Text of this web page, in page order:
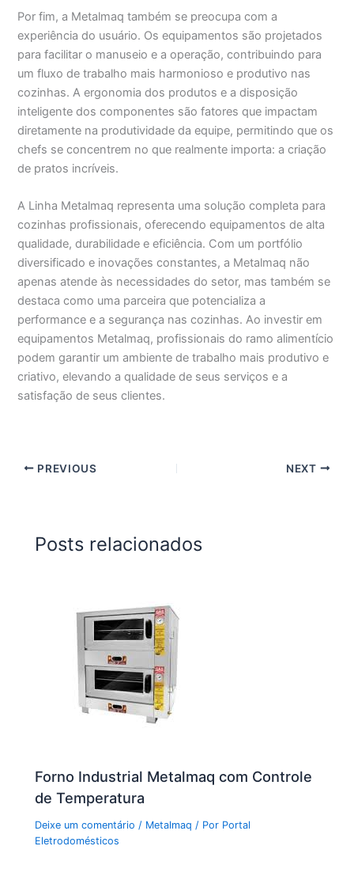
Por fim, a Metalmaq também se preocupa com a
experiência do usuário. Os equipamentos são projetados
para facilitar o manuseio e a operação, contribuindo para
um fluxo de trabalho mais harmonioso e produtivo nas
cozinhas. A ergonomia dos produtos e a disposição
inteligente dos componentes são fatores que impactam
diretamente na produtividade da equipe, permitindo que os
chefs se concentrem no que realmente importa: a criação
de pratos incríveis.
A Linha Metalmaq representa uma solução completa para
cozinhas profissionais, oferecendo equipamentos de alta
qualidade, durabilidade e eficiência. Com um portfólio
diversificado e inovações constantes, a Metalmaq não
apenas atende às necessidades do setor, mas também se
destaca como uma parceira que potencializa a
performance e a segurança nas cozinhas. Ao investir em
equipamentos Metalmaq, profissionais do ramo alimentício
podem garantir um ambiente de trabalho mais produtivo e
criativo, elevando a qualidade de seus serviços e a
satisfação de seus clientes.
PREVIOUS NEXT
Posts relacionados
Forno Industrial Metalmaq com Controle
de Temperatura
Deixe um comentário / Metalmaq / Por Portal
Eletrodomésticos